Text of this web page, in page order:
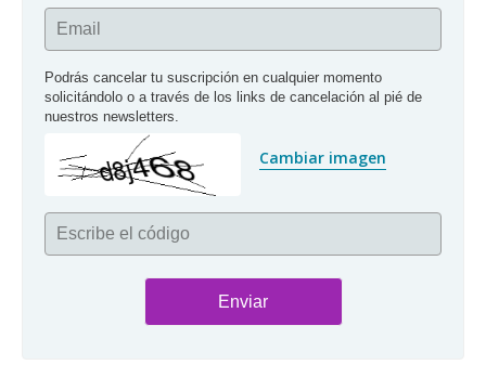
Email
Podrás cancelar tu suscripción en cualquier momento
solicitándolo o a través de los links de cancelación al pié de
nuestros newsletters.
Cambiar imagen
Escribe el código